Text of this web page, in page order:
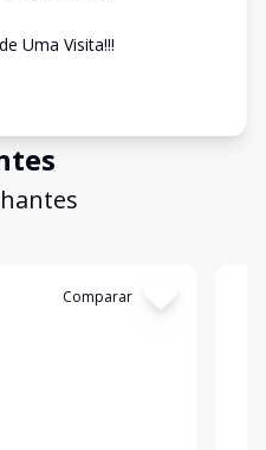
Uma Visita!!!
Comparar